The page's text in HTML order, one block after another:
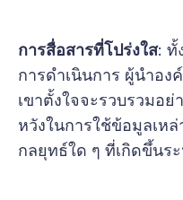
การสื่อสารที่โปร่งใส: ทั้
การดำเนินการ ผู้นำอ
เขาตั้งใจจะรวบรวมอ
หวังในการใช้ข้อมูลเห
กลยุทธ์ใด ๆ ที่เกิดขึ้นร